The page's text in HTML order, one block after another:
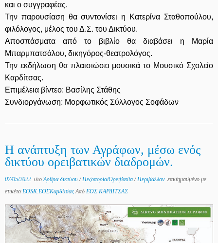
και ο συγγραφέας.
Την παρουσίαση θα συντονίσει η Κατερίνα Σταθοπούλου,
φιλόλογος, μέλος του Δ.Σ. του Δικτύου.
Αποσπάσματα από το βιβλίο θα διαβάσει η Μαρία
Μπαρμπατσάλου, δικηγόρος-θεατρολόγος.
Την εκδήλωση θα πλαισιώσει μουσικά το Μουσικό Σχολείο
Καρδίτσας.
Επιμέλεια βίντεο: Βασίλης Στάθης
Συνδιοργάνωση: Μορφωτικός Σύλλογος Σοφάδων
Η ανάπτυξη των Αγράφων, μέσω ενός
δικτύου ορειβατικών διαδρομών.
07/05/2022 στοΆρθρα δικτύου/Πεζοπορία/Ορειβασία/Περιβάλλον επισημασμένο με
ετικέταEOSK.ΕΟΣΚαρδίτσαςΑπό ΕΟΣ ΚΑΡΔΙΤΣΑΣ